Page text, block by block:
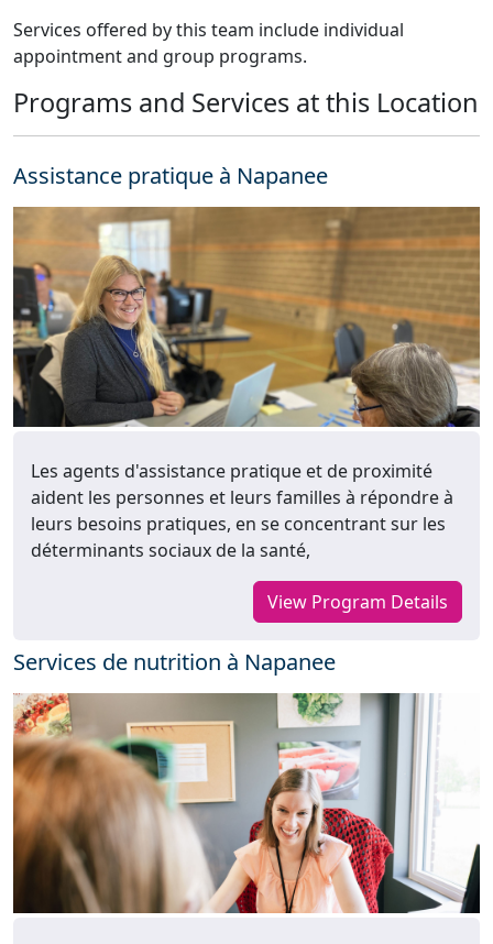
Services offered by this team include individual
appointment and group programs.
Programs and Services at this Location
Assistance pratique à Napanee
Les agents d'assistance pratique et de proximité
aident les personnes et leurs familles à répondre à
leurs besoins pratiques, en se concentrant sur les
déterminants sociaux de la santé,
View Program Details
Services de nutrition à Napanee